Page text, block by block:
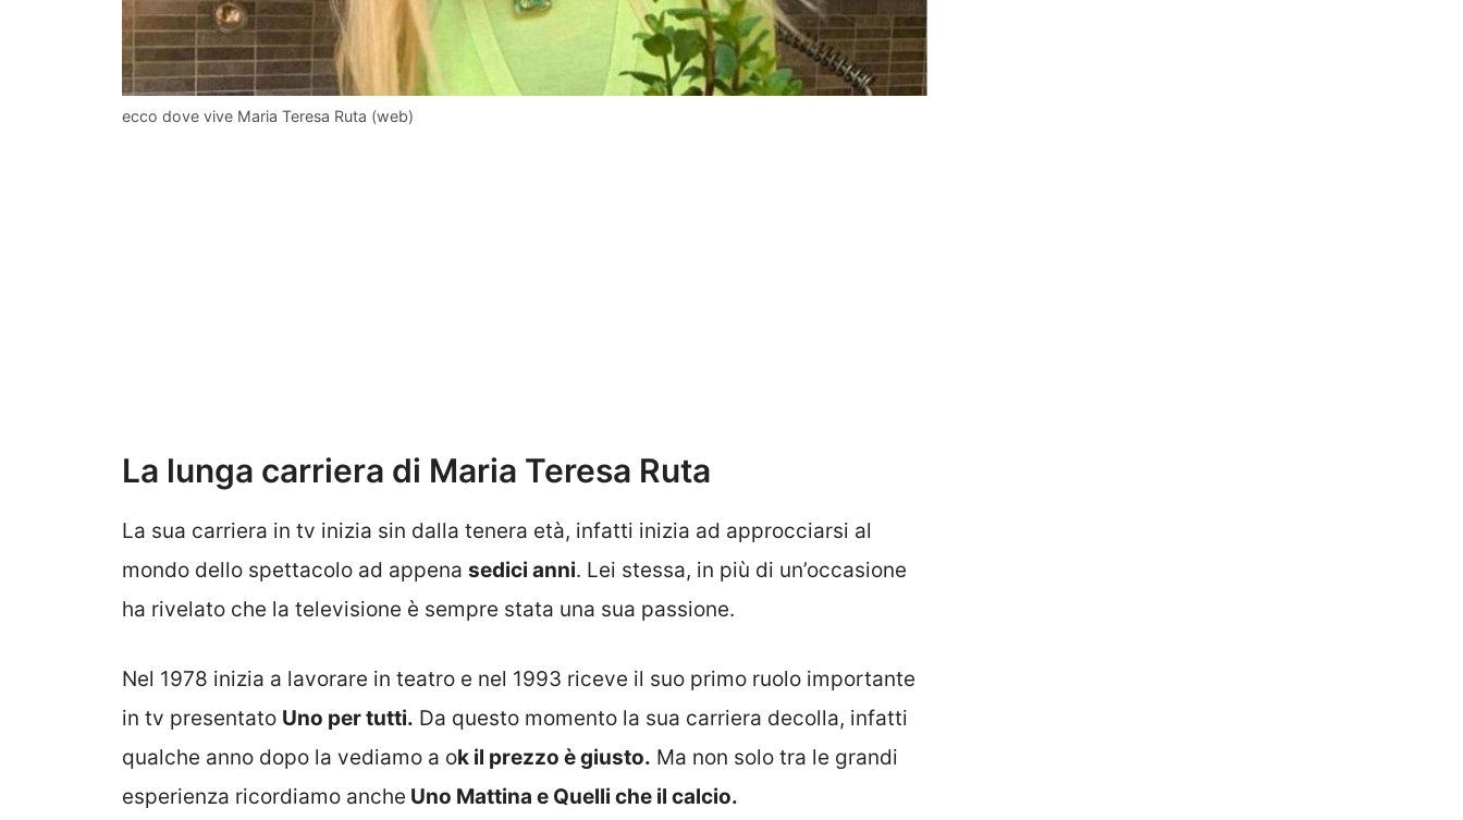
ecco dove vive Maria Teresa Ruta (web)
La lunga carriera di Maria Teresa Ruta
La sua carriera in tv inizia sin dalla tenera età, infatti inizia ad approcciarsi al
mondo dello spettacolo ad appena sedici anni. Lei stessa, in più di un’occasione
ha rivelato che la televisione è sempre stata una sua passione.
Nel 1978 inizia a lavorare in teatro e nel 1993 riceve il suo primo ruolo importante
in tv presentato Uno per tutti. Da questo momento la sua carriera decolla, infatti
qualche anno dopo la vediamo a ok il prezzo è giusto. Ma non solo tra le grandi
esperienza ricordiamo anche Uno Mattina e Quelli che il calcio.